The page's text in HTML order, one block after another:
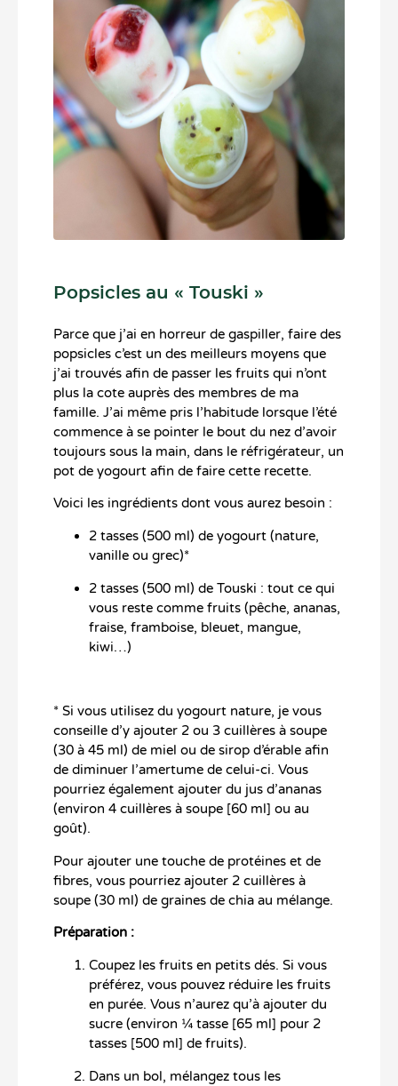
Popsicles au « Touski »
Parce que j’ai en horreur de gaspiller, faire des
popsicles c’est un des meilleurs moyens que
j’ai trouvés afin de passer les fruits qui n’ont
plus la cote auprès des membres de ma
famille. J’ai même pris l’habitude lorsque l’été
commence à se pointer le bout du nez d’avoir
toujours sous la main, dans le réfrigérateur, un
pot de yogourt afin de faire cette recette.
Voici les ingrédients dont vous aurez besoin :
2 tasses (500 ml) de yogourt (nature,
vanille ou grec)*
2 tasses (500 ml) de Touski : tout ce qui
vous reste comme fruits (pêche, ananas,
fraise, framboise, bleuet, mangue,
kiwi…)
* Si vous utilisez du yogourt nature, je vous
conseille d’y ajouter 2 ou 3 cuillères à soupe
(30 à 45 ml) de miel ou de sirop d’érable afin
de diminuer l’amertume de celui-ci. Vous
pourriez également ajouter du jus d’ananas
(environ 4 cuillères à soupe [60 ml] ou au
goût).
Pour ajouter une touche de protéines et de
fibres, vous pourriez ajouter 2 cuillères à
soupe (30 ml) de graines de chia au mélange.
Préparation :
Coupez les fruits en petits dés. Si vous
préférez, vous pouvez réduire les fruits
en purée. Vous n’aurez qu’à ajouter du
sucre (environ ¼ tasse [65 ml] pour 2
tasses [500 ml] de fruits).
Dans un bol, mélangez tous les